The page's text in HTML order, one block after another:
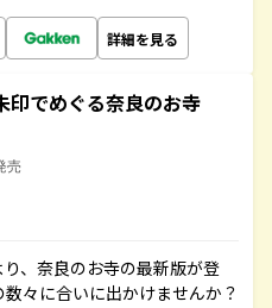
詳細を見る
でめぐる奈良のお寺
売
、奈良のお寺の最新版が登
々に合いに出かけませんか？